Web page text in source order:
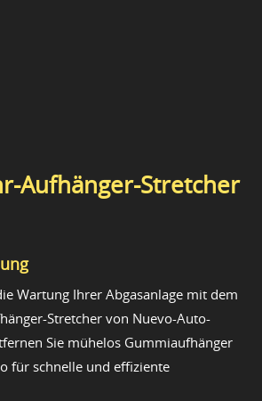
Aufhänger-Stretcher
Wartung Ihrer Abgasanlage mit dem
Stretcher von Nuevo-Auto-
Sie mühelos Gummiaufhänger
für schnelle und effiziente